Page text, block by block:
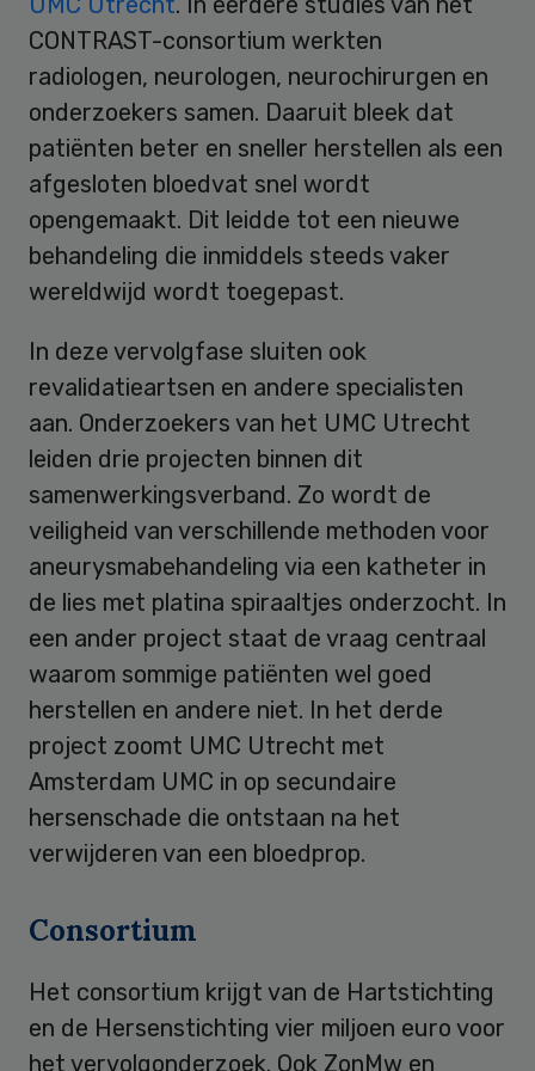
CONTRAST-consortium werkten
radiologen, neurologen, neurochirurgen en
onderzoekers samen. Daaruit bleek dat
patiënten beter en sneller herstellen als een
afgesloten bloedvat snel wordt
opengemaakt. Dit leidde tot een nieuwe
behandeling die inmiddels steeds vaker
wereldwijd wordt toegepast.
In deze vervolgfase sluiten ook
revalidatieartsen en andere specialisten
aan. Onderzoekers van het UMC Utrecht
leiden drie projecten binnen dit
samenwerkingsverband. Zo wordt de
veiligheid van verschillende methoden voor
aneurysmabehandeling via een katheter in
de lies met platina spiraaltjes onderzocht. In
een ander project staat de vraag centraal
waarom sommige patiënten wel goed
herstellen en andere niet. In het derde
project zoomt UMC Utrecht met
Amsterdam UMC in op secundaire
hersenschade die ontstaan na het
verwijderen van een bloedprop.
Consortium
Het consortium krijgt van de Hartstichting
en de Hersenstichting vier miljoen euro voor
het vervolgonderzoek. Ook ZonMw en